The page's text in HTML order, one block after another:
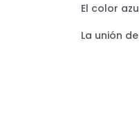
El color
La unión